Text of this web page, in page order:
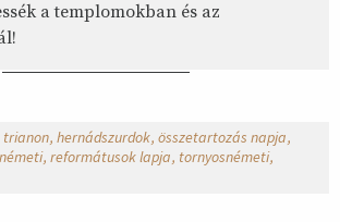
a templomokban és az
trianon hernádszurdok összetartozás napja
reformátusok lapja tornyosnémeti